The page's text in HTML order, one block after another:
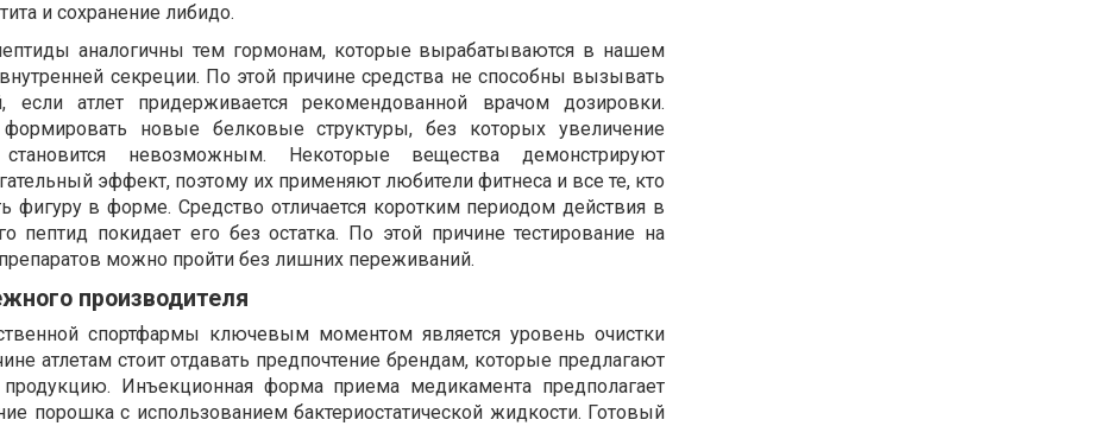
и сохранение либидо.
аналогичны тем гормонам, которые вырабатываются в нашем
секреции. По этой причине средства не способны вызывать
если атлет придерживается рекомендованной врачом дозировки.
новые белковые структуры, без которых увеличение
невозможным. Некоторые вещества демонстрируют
эффект, поэтому их применяют любители фитнеса и все те, кто
фигуру в форме. Средство отличается коротким периодом действия в
пептид покидает его без остатка. По этой причине тестирование на
можно пройти без лишних переживаний.
производителя
спортфармы ключевым моментом является уровень очистки
атлетам стоит отдавать предпочтение брендам, которые предлагают
Инъекционная форма приема медикамента предполагает
порошка с использованием бактериостатической жидкости. Готовый